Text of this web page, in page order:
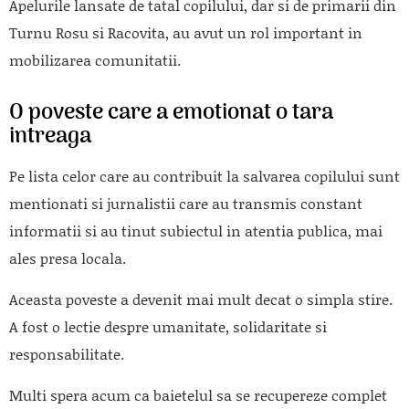
Apelurile lansate de tatal copilului, dar si de primarii din
Turnu Rosu si Racovita, au avut un rol important in
mobilizarea comunitatii.
O poveste care a emotionat o tara
intreaga
Pe lista celor care au contribuit la salvarea copilului sunt
mentionati si jurnalistii care au transmis constant
informatii si au tinut subiectul in atentia publica, mai
ales presa locala.
Aceasta poveste a devenit mai mult decat o simpla stire.
A fost o lectie despre umanitate, solidaritate si
responsabilitate.
Multi spera acum ca baietelul sa se recupereze complet